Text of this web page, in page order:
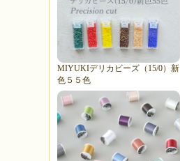
MIYUKIデリカビーズ（15/0）新
色５５色